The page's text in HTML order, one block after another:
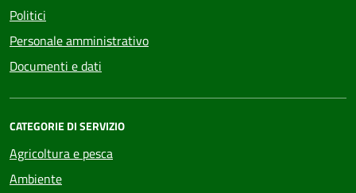
Politici
Personale amministrativo
Documenti e dati
CATEGORIE DI SERVIZIO
Agricoltura e pesca
Ambiente